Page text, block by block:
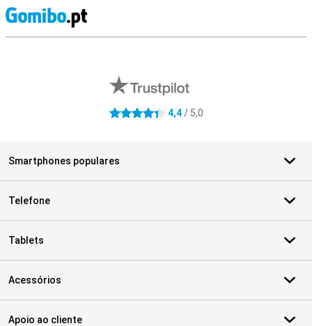
4.4 estrelas 4,4/ 5,0
Smartphones populares
Telefone
Tablets
Acessórios
Apoio ao cliente